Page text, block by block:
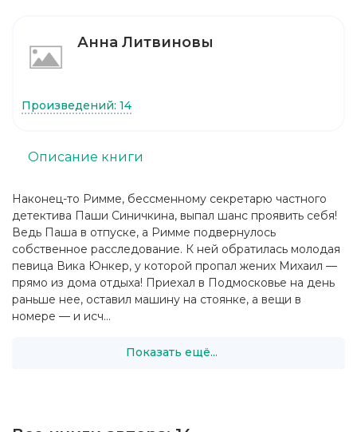
Наконец-то Римме, бессменному секретарю частного
детектива Паши Синичкина, выпал шанс проявить себя!
Ведь Паша в отпуске, а Римме подвернулось
собственное расследование. К ней обратилась молодая
певица Вика Юнкер, у которой пропал жених Михаил —
прямо из дома отдыха! Приехал в Подмосковье на день
раньше нее, оставил машину на стоянке, а вещи в
номере — и исч...
Показать ещё...
Описание книги
Анна Литвиновы
Произведений: 14